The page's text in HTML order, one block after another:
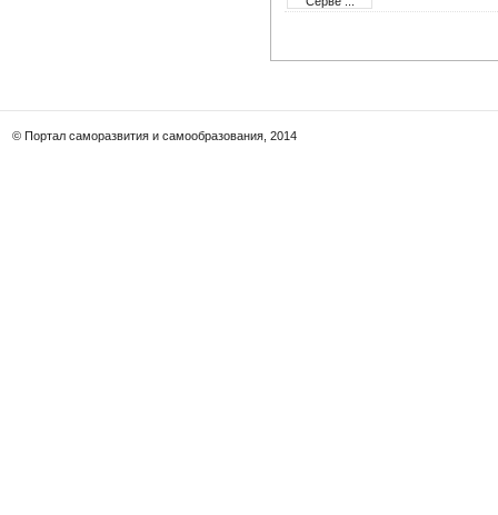
© Портал саморазвития и самообразования, 2014